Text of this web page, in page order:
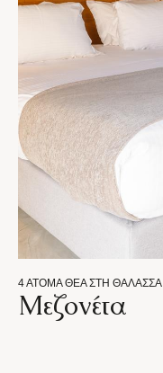
4 ΆΤΟΜΑΘΈΑ ΣΤΗ ΘΆΛΑΣΣΑ
Μεζονέτα